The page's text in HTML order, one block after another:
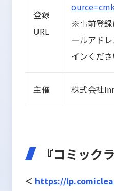
登録
URL
※事前登録
ールアド
インくださ
主催 株式会社
『コミック
＜ https://